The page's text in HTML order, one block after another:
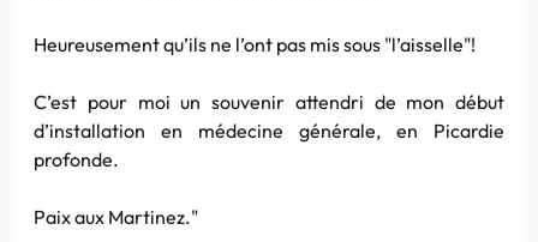
Heureusement qu’ils ne l’ont pas mis sous "l’aisselle"!
C’est pour moi un souvenir attendri de mon début
d’installation en médecine générale, en Picardie
profonde.
Paix aux Martinez."